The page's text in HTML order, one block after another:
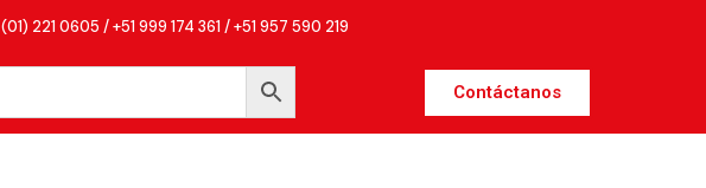
(01) 221 0605 / +51 999 174 361 / +51 957 590 219
Contáctanos